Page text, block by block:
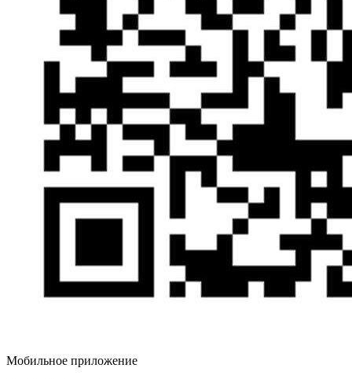
Мобильное приложение